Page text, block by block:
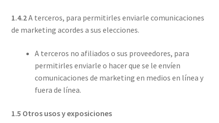
1.4.2A terceros, para permitirles enviarle comunicaciones
de marketing acordes a sus elecciones.
A terceros no afiliados o sus proveedores, para
permitirles enviarle o hacer que se le envíen
comunicaciones de marketing en medios en línea y
fuera de línea.
1.5 Otros usos y exposiciones